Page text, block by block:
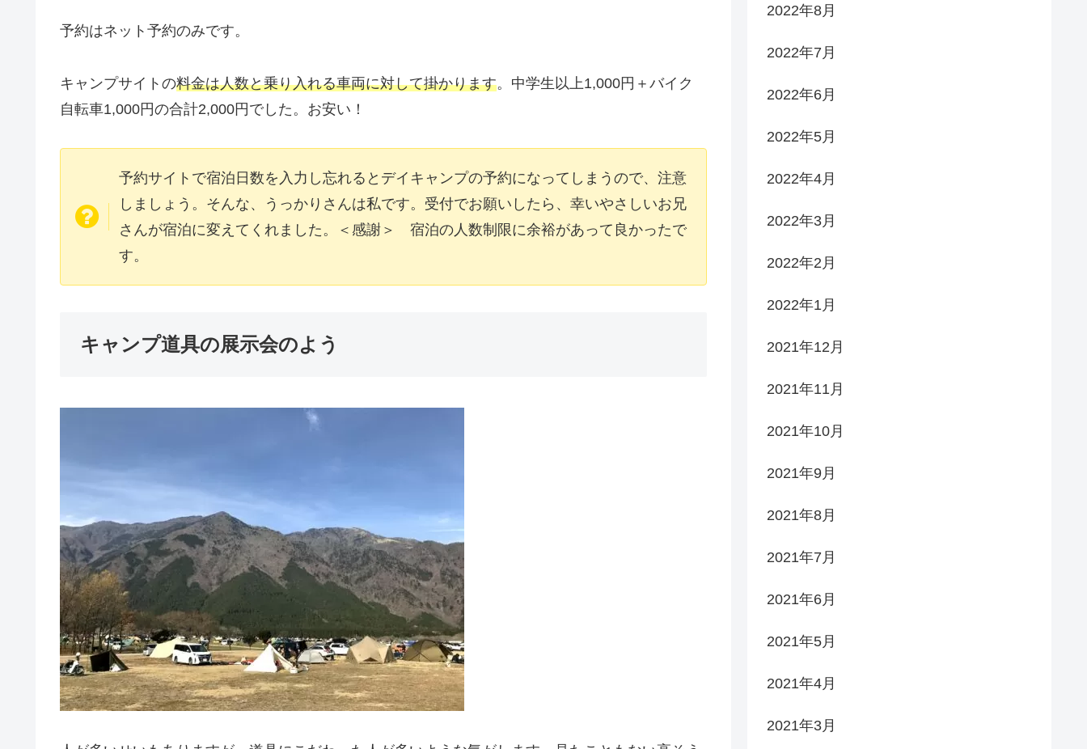
予約はネット予約のみです。
キャンプサイトの料金は人数と乗り入れる車両に対して掛かります。中学生以上1,000円＋バイク
自転車1,000円の合計2,000円でした。お安い！
予約サイトで宿泊日数を入力し忘れるとデイキャンプの予約になってしまうので、注意
しましょう。そんな、うっかりさんは私です。受付でお願いしたら、幸いやさしいお兄
さんが宿泊に変えてくれました。＜感謝＞ 宿泊の人数制限に余裕があって良かったで
す。
キャンプ道具の展示会のよう
2022年8月
2022年7月
2022年6月
2022年5月
2022年4月
2022年3月
2022年2月
2022年1月
2021年12月
2021年11月
2021年10月
2021年9月
2021年8月
2021年7月
2021年6月
2021年5月
2021年4月
2021年3月